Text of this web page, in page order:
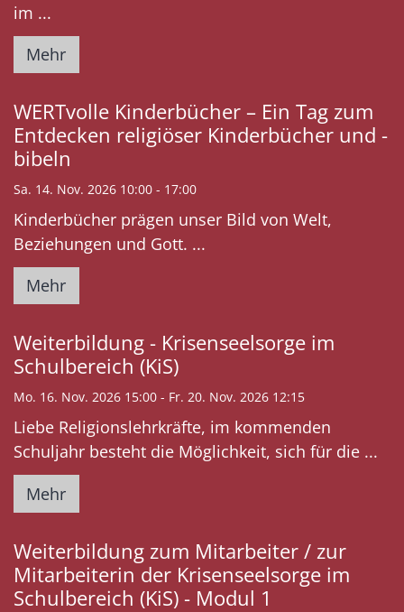
im ...
Mehr
WERTvolle Kinderbücher – Ein Tag zum
Entdecken religiöser Kinderbücher und -
bibeln
Sa. 14. Nov. 2026 10:00 - 17:00
Kinderbücher prägen unser Bild von Welt,
Beziehungen und Gott. ...
Mehr
Weiterbildung - Krisenseelsorge im
Schulbereich (KiS)
Mo. 16. Nov. 2026 15:00 - Fr. 20. Nov. 2026 12:15
Liebe Religionslehrkräfte, im kommenden
Schuljahr besteht die Möglichkeit, sich für die ...
Mehr
Weiterbildung zum Mitarbeiter / zur
Mitarbeiterin der Krisenseelsorge im
Schulbereich (KiS) - Modul 1